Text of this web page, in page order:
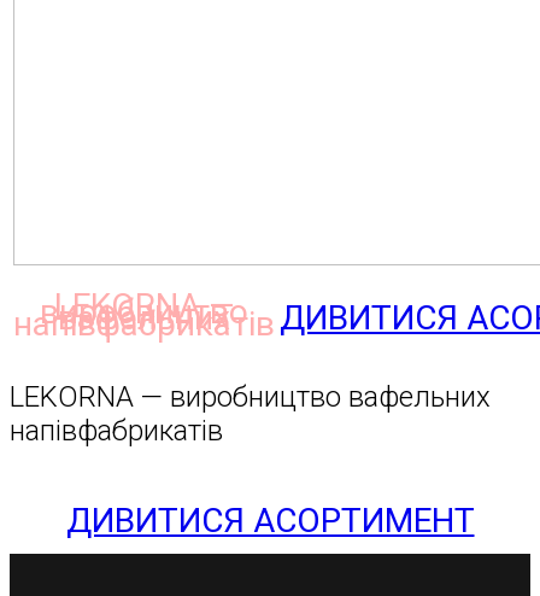
LEKORNA —
виробництво
вафельних
напівфабрикатівДИВИТИСЯ
LEKORNA — виробництво вафельних
напівфабрикатів
ДИВИТИСЯ АСОРТИМЕНТ